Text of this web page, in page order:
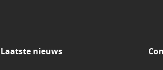
Laatste nieuws